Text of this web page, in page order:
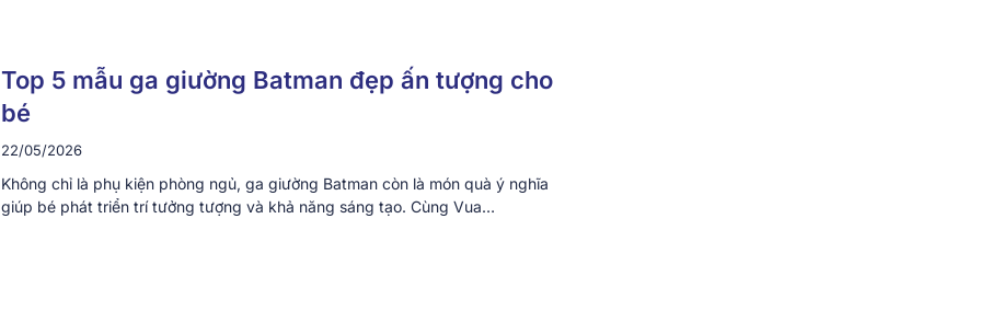
Top 5 mẫu ga giường Batman đẹp ấn tượng cho
bé
22/05/2026
Không chỉ là phụ kiện phòng ngủ, ga giường Batman còn là món quà ý nghĩa
giúp bé phát triển trí tưởng tượng và khả năng sáng tạo. Cùng Vua…